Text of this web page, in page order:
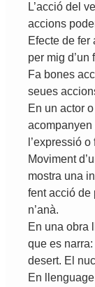
L’acció del
accions
Efecte de fer
per mig d’un
Fa bones
seues
En un actor o
acompanyen
’expressió o
Moviment d’
mostra una
fent acció de
n’anà.
En una obra
que es narra:
desert. El nuc
En
llenguage